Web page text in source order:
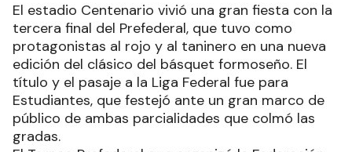
El estadio Centenario vivió una gran fiesta con la
tercera final del Prefederal, que tuvo como
protagonistas al rojo y al taninero en una nueva
edición del clásico del básquet formoseño. El
título y el pasaje a la Liga Federal fue para
Estudiantes, que festejó ante un gran marco de
público de ambas parcialidades que colmó las
gradas.